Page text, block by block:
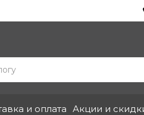
и оплата Акции и